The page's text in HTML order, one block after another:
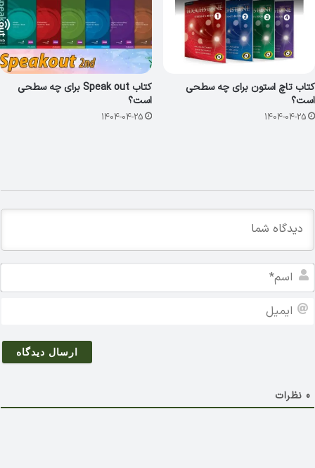
کتاب تاچ استون برای چه سطحی
است؟
1404-04-25
کتاب Speak out برای چه سطحی
است؟
1404-04-25
0 نظرات